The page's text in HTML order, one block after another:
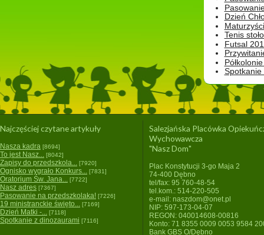
Dzień
Tenis
Futsal
Najczęściej czytane artykuły
Nasza kadra [8694]
To jest Nasz... [8042]
Zapisy do przedszkola... [7920]
Ognisko wygrało Konkurs... [7831]
Oratorium Św. Jana... [7722]
Nasz adres [7367]
Pasowanie na przedszkolaka! [7226]
19 ministranckie święto... [7169]
Dzień Matki -... [7118]
Spotkanie z dinozaurami [7116]
Salezjańska Placówka
Wychowawcza
"Nasz Dom"
Plac Konstytucji 3-go Maja 2
74-400 Dębno
tel/fax: 95 760-48-54
tel.kom.: 514-220-505
e-mail: naszdom@onet.pl
NIP: 597-173-04-07
REGON: 040014608-00816
Konto: 71 8355 0009 0053 9584
Bank GBS O/Dębno